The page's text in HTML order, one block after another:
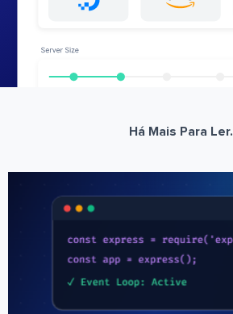
Há Mais Para Ler.